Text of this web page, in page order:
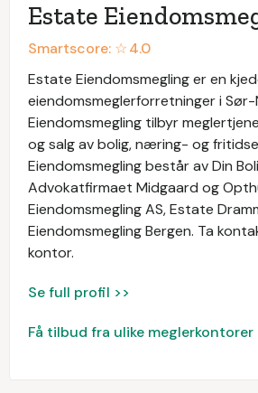
Estate
Smartscore: ☆4.0
Estate Eiendomsmegling er en
eiendomsmeglerforretninger i
Eiendomsmegling tilbyr
og salg av bolig, næring- og
Eiendomsmegling består av Din
Advokatfirmaet Midgaard og
Eiendomsmegling AS, Estate
Eiendomsmegling Bergen. Ta
kontor.
Se full profil >>
Få tilbud fra ulike meglerkontorer